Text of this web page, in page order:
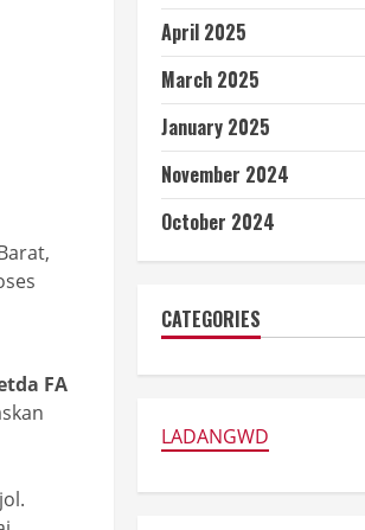
FA
April 2025
March 2025
January 2025
November 2024
October 2024
CATEGORIES
LADANGWD